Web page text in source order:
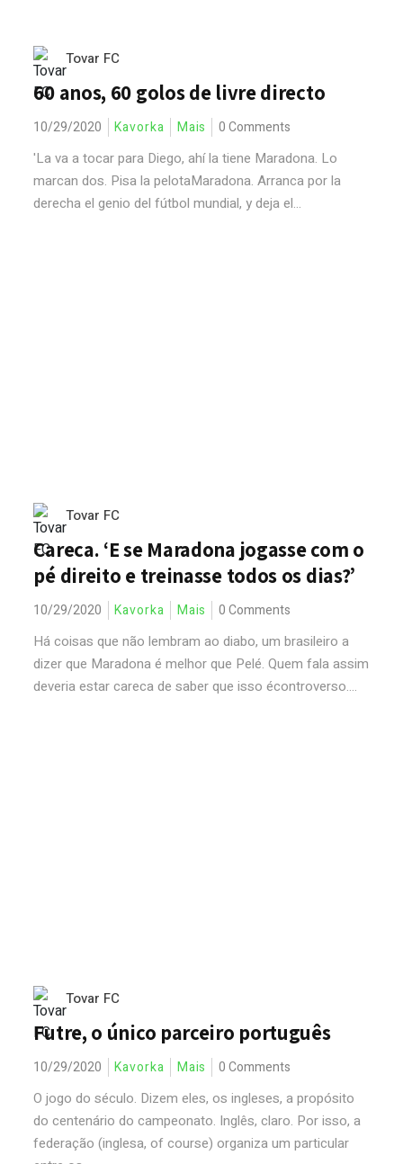
Tovar FC
60 anos, 60 golos de livre directo
10/29/2020 Kavorka Mais 0 Comments
'La va a tocar para Diego, ahí la tiene Maradona. Lo
marcan dos. Pisa la pelotaMaradona. Arranca por la
derecha el genio del fútbol mundial, y deja el...
Tovar FC
Careca. ‘E se Maradona jogasse com o
pé direito e treinasse todos os dias?’
10/29/2020 Kavorka Mais 0 Comments
Há coisas que não lembram ao diabo, um brasileiro a
dizer que Maradona é melhor que Pelé. Quem fala assim
deveria estar careca de saber que isso écontroverso....
Tovar FC
Futre, o único parceiro português
10/29/2020 Kavorka Mais 0 Comments
O jogo do século. Dizem eles, os ingleses, a propósito
do centenário do campeonato. Inglês, claro. Por isso, a
federação (inglesa, of course) organiza um particular